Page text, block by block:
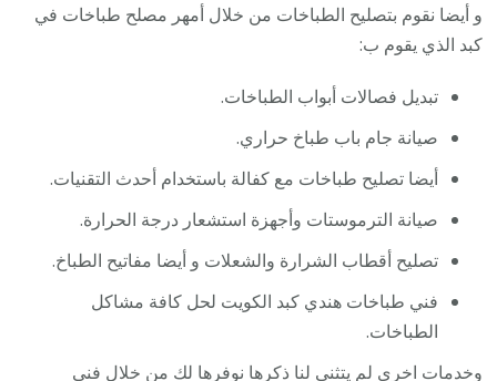
و أيضا نقوم بتصليح الطباخات من خلال أمهر مصلح طباخات في
كبد الذي يقوم ب:
تبديل فصالات أبواب الطباخات.
صيانة جام باب طباخ حراري.
أيضا تصليح طباخات مع كفالة باستخدام أحدث التقنيات.
صيانة الترموستات وأجهزة استشعار درجة الحرارة.
تصليح أقطاب الشرارة والشعلات و أيضا مفاتيح الطباخ.
فني طباخات هندي كبد الكويت لحل كافة مشاكل
الطباخات.
وخدمات اخرى لم يتثنى لنا ذكرها نوفرها لك من خلال فني